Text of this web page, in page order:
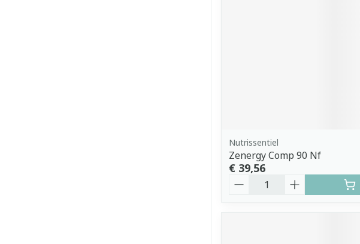
Nutrissentiel
Zenergy Comp 90 Nf
€ 39,56